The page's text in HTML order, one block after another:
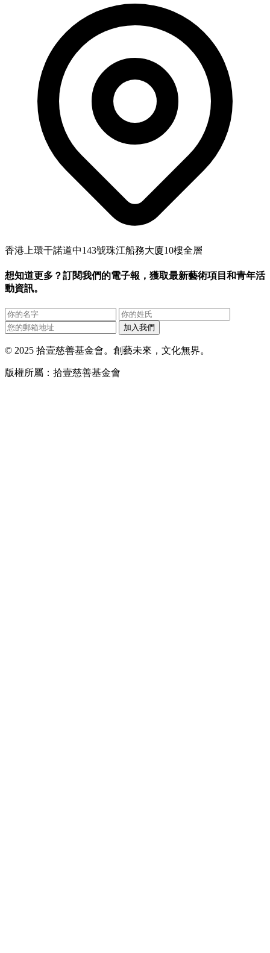
香港上環干諾道中143號珠江船務大廈10樓全層
想知道更多？訂閱我們的電子報，獲取最新藝術項目和青年活
動資訊。
加入我們
© 2025 拾壹慈善基金會。創藝未來，文化無界。
版權所屬：拾壹慈善基金會